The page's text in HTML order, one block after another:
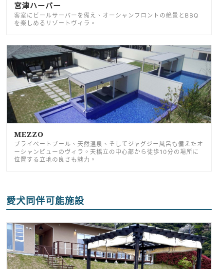
宮津ハーバー
客室にビールサーバーを備え、オーシャンフロントの絶景とBBQ
を楽しめるリゾートヴィラ。
MEZZO
プライベートプール、天然温泉、そしてジャグジー風呂も備えたオ
ーシャンビューのヴィラ。天橋立の中心部から徒歩10分の場所に
位置する立地の良さも魅力。
愛犬同伴可能施設